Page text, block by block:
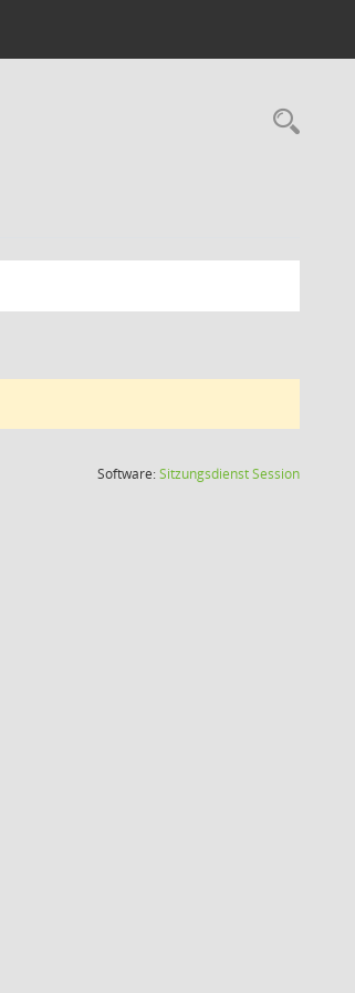
Software:SitzungsdienstSession(Wird in